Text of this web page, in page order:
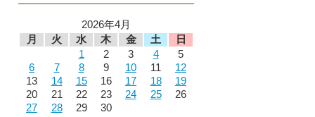
2026年4月
月
火 水 木 金 土
日
1
2 3 4
5
6
7 8 9 10 11
12
13
14 15 16 17 18
19
20
21 22 23 24 25
26
27
28 29 30